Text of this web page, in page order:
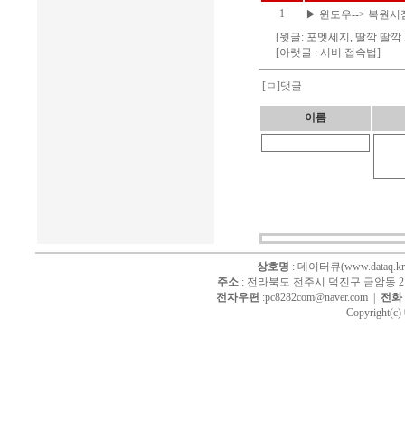
1 ▶ 윈도우--> 복원
[윗글: 포멧세지, 딸깍 딸
[아랫글 : 서버 접속법]
[ㅁ]댓글
이름
상호명 : 데이터큐
주소 : 전라북도 전주시 덕진구 금암동
전자우편 :pc8282com@naver.com | 전화
Copyright(c)